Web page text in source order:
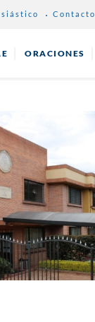
Contacto
ORACIONES